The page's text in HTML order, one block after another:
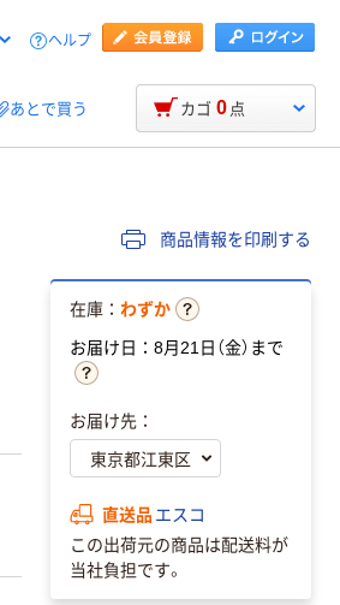
ヘルプ
あとで買う カゴ 0 点
商品情報を印刷する
在庫： わずか
お届け日：8月21日（金）まで
お届け先：
直送品 エスコ
この出荷元の商品は配送料が
当社負担です。